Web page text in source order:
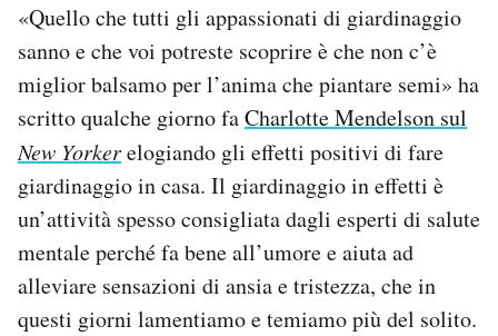
SHOP
CALENDARIO
AREA PERSONALE
Area Personale
Newsletter
Notifiche mobile
Regala il Post
Hai bisogno di aiuto?
«Quello che tutti gli appassionati di giardinaggio
sanno e che voi potreste scoprire è che non c’è
miglior balsamo per l’anima che piantare semi» ha
scritto qualche giorno faCharlotte Mendelson sul
New Yorkerelogiando gli effetti positivi di fare
giardinaggio in casa. Il giardinaggio in effetti è
un’attività spesso consigliata dagli esperti di salute
mentale perché fa bene all’umore e aiuta ad
alleviare sensazioni di ansia e tristezza, che in
questi giorni lamentiamo e temiamo più del solito.